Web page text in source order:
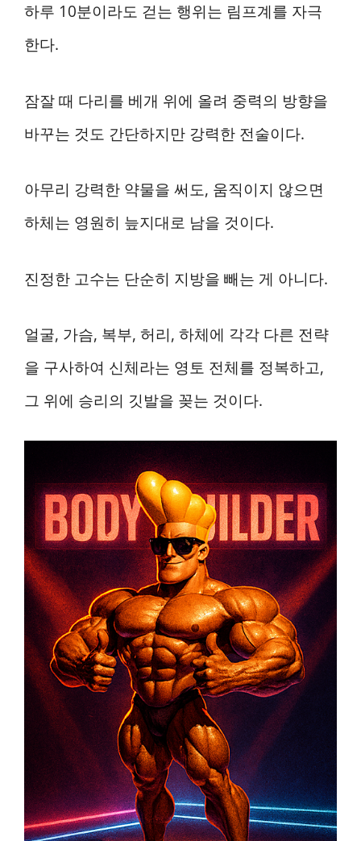
하루 10분이라도 걷는 행위는 림프계를 자극
한다.
잠잘 때 다리를 베개 위에 올려 중력의 방향을
바꾸는 것도 간단하지만 강력한 전술이다.
아무리 강력한 약물을 써도, 움직이지 않으면
하체는 영원히 늪지대로 남을 것이다.
진정한 고수는 단순히 지방을 빼는 게 아니다.
얼굴, 가슴, 복부, 허리, 하체에 각각 다른 전략
을 구사하여 신체라는 영토 전체를 정복하고,
그 위에 승리의 깃발을 꽂는 것이다.